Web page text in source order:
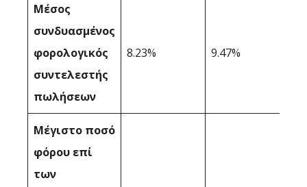
Μέσος
συνδυασμένος
φορολογικός
συντελεστής
πωλήσεων
8.23% 9.47%
Μέγιστο ποσό
φόρου επί
των